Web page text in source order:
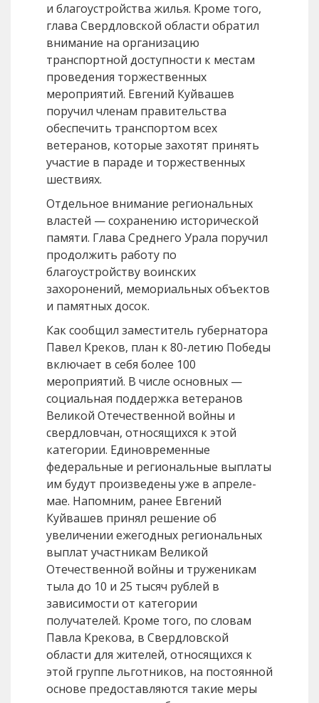
и благоустройства жилья. Кроме того,
глава Свердловской области обратил
внимание на организацию
транспортной доступности к местам
проведения торжественных
мероприятий. Евгений Куйвашев
поручил членам правительства
обеспечить транспортом всех
ветеранов, которые захотят принять
участие в параде и торжественных
шествиях.
Отдельное внимание региональных
властей — сохранению исторической
памяти. Глава Среднего Урала поручил
продолжить работу по
благоустройству воинских
захоронений, мемориальных объектов
и памятных досок.
Как сообщил заместитель губернатора
Павел Креков, план к 80-летию Победы
включает в себя более 100
мероприятий. В числе основных —
социальная поддержка ветеранов
Великой Отечественной войны и
свердловчан, относящихся к этой
категории. Единовременные
федеральные и региональные выплаты
им будут произведены уже в апреле-
мае. Напомним, ранее Евгений
Куйвашев принял решение об
увеличении ежегодных региональных
выплат участникам Великой
Отечественной войны и труженикам
тыла до 10 и 25 тысяч рублей в
зависимости от категории
получателей. Кроме того, по словам
Павла Крекова, в Свердловской
области для жителей, относящихся к
этой группе льготников, на постоянной
основе предоставляются такие меры